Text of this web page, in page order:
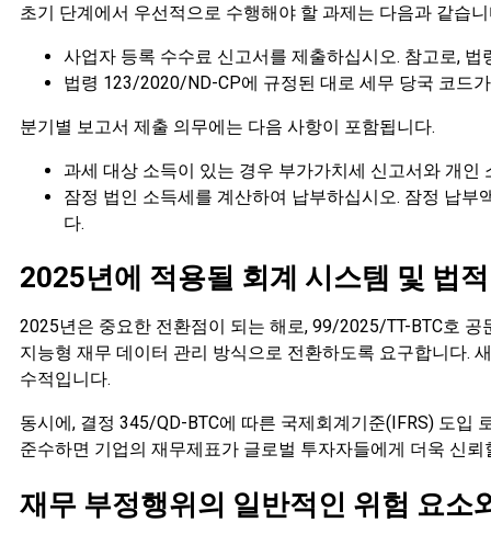
초기 단계에서 우선적으로 수행해야 할 과제는 다음과 같습
사업자 등록 수수료 신고서를 제출하십시오. 참고로,
법령 123/2020/ND-CP에 규정된 대로 세무 당국 코드
분기별 보고서 제출 의무에는 다음 사항이 포함됩니다.
과세 대상 소득이 있는 경우 부가가치세 신고서와 개인
잠정 법인 소득세를 계산하여 납부하십시오. 잠정 납
다.
2025년에 적용될 회계 시스템 및 법
2025년은 중요한 전환점이 되는 해로, 99/2025/TT-BTC호
지능형 재무 데이터 관리 방식으로 전환하도록 요구합니다.
수적입니다.
동시에, 결정 345/QD-BTC에 따른 국제회계기준(IFRS) 도입
준수하면 기업의 재무제표가 글로벌 투자자들에게 더욱 신뢰
재무 부정행위의 일반적인 위험 요소